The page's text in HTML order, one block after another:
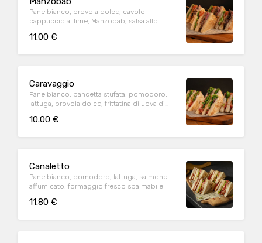
Pane bianco, provola dolce, cavolo
cappuccio al lime, Manzobab, salsa allo
11.00 €
Caravaggio
Pane bianco, pancetta stufata, pomodoro,
lattuga, provola dolce, frittatina di uova di
10.00 €
Canaletto
Pane bianco, pomodoro, lattuga, salmone
affumicato, formaggio fresco spalmabile
11.80 €